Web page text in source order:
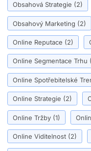
Obsahová Strategie (2)
Obsahový Marketing (2)
Online Reputace (2)
Online Segmentace Trhu
Online Spotřebitelské
Online Strategie (2)
Online Tržby (1)
Online Viditelnost (2)